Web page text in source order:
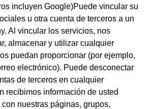
incluyen Google)Puede vincular su
u otra cuenta de terceros a un
Al vincular los servicios, nos
almacenar y utilizar cualquier
puedan proporcionar (por ejemplo,
electrónico). Puede desconectar
de terceros en cualquier
recibimos información de usted
nuestras páginas, grupos,